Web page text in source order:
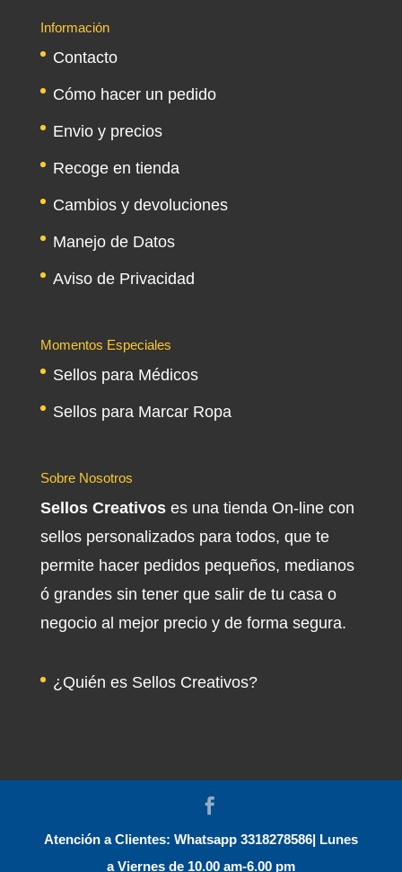
Información
Contacto
Cómo hacer un pedido
Envio y precios
Recoge en tienda
Cambios y devoluciones
Manejo de Datos
Aviso de Privacidad
Momentos Especiales
Sellos para Médicos
Sellos para Marcar Ropa
Sobre Nosotros
Sellos Creativoses una tienda On-line con
sellos personalizados para todos, que te
permite hacer pedidos pequeños, medianos
ó grandes sin tener que salir de tu casa o
negocio al mejor precio y de forma segura.
¿Quién es Sellos Creativos?
Atención a Clientes: Whatsapp 3318278586| Lunes
a Viernes de 10.00 am-6.00 pm